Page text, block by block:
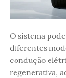
O sistema
diferentes
condução
regenerativa,